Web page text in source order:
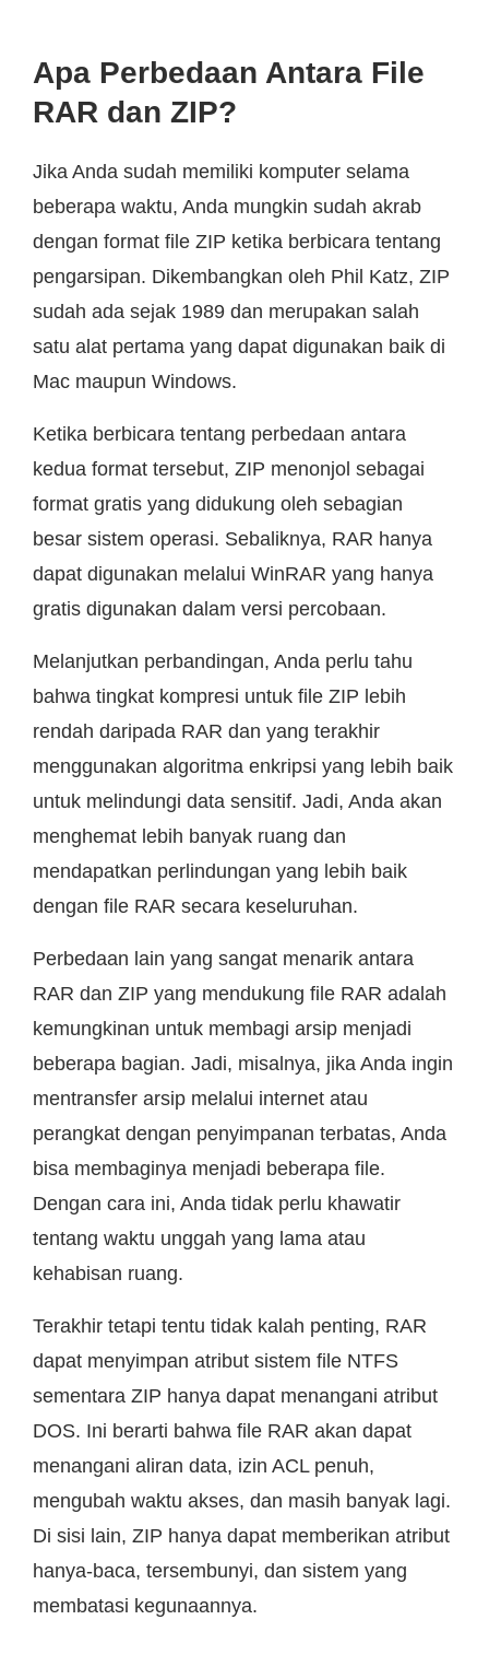
Apa Perbedaan Antara File
RAR dan ZIP?
Jika Anda sudah memiliki komputer selama
beberapa waktu, Anda mungkin sudah akrab
dengan format file ZIP ketika berbicara tentang
pengarsipan. Dikembangkan oleh Phil Katz, ZIP
sudah ada sejak 1989 dan merupakan salah
satu alat pertama yang dapat digunakan baik di
Mac maupun Windows.
Ketika berbicara tentang perbedaan antara
kedua format tersebut, ZIP menonjol sebagai
format gratis yang didukung oleh sebagian
besar sistem operasi. Sebaliknya, RAR hanya
dapat digunakan melalui WinRAR yang hanya
gratis digunakan dalam versi percobaan.
Melanjutkan perbandingan, Anda perlu tahu
bahwa tingkat kompresi untuk file ZIP lebih
rendah daripada RAR dan yang terakhir
menggunakan algoritma enkripsi yang lebih baik
untuk melindungi data sensitif. Jadi, Anda akan
menghemat lebih banyak ruang dan
mendapatkan perlindungan yang lebih baik
dengan file RAR secara keseluruhan.
Perbedaan lain yang sangat menarik antara
RAR dan ZIP yang mendukung file RAR adalah
kemungkinan untuk membagi arsip menjadi
beberapa bagian. Jadi, misalnya, jika Anda ingin
mentransfer arsip melalui internet atau
perangkat dengan penyimpanan terbatas, Anda
bisa membaginya menjadi beberapa file.
Dengan cara ini, Anda tidak perlu khawatir
tentang waktu unggah yang lama atau
kehabisan ruang.
Terakhir tetapi tentu tidak kalah penting, RAR
dapat menyimpan atribut sistem file NTFS
sementara ZIP hanya dapat menangani atribut
DOS. Ini berarti bahwa file RAR akan dapat
menangani aliran data, izin ACL penuh,
mengubah waktu akses, dan masih banyak lagi.
Di sisi lain, ZIP hanya dapat memberikan atribut
hanya-baca, tersembunyi, dan sistem yang
membatasi kegunaannya.